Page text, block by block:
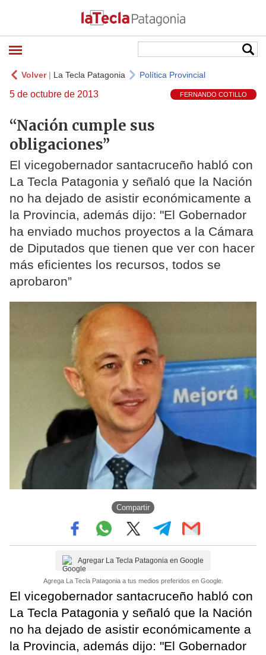
Volver| La Tecla Patagonia Política Provincial
5 de octubre de 2013 FERNANDO COTILLO
“Nación cumple sus
obligaciones”
El vicegobernador santacruceño habló con
La Tecla Patagonia y señaló que la Nación
no ha dejado de asistir económicamente a
la Provincia, además dijo: "El Gobernador
ha enviado muchos proyectos a la Cámara
de Diputados que tienen que ver con hacer
más eficientes los recursos, todos se
aprobaron”
Compartir
Agregar La Tecla Patagonia en Google
Agrega La Tecla Patagonia a tus medios preferidos en Google.
El vicegobernador santacruceño habló con
La Tecla Patagonia y señaló que la Nación
no ha dejado de asistir económicamente a
la Provincia, además dijo: "El Gobernador